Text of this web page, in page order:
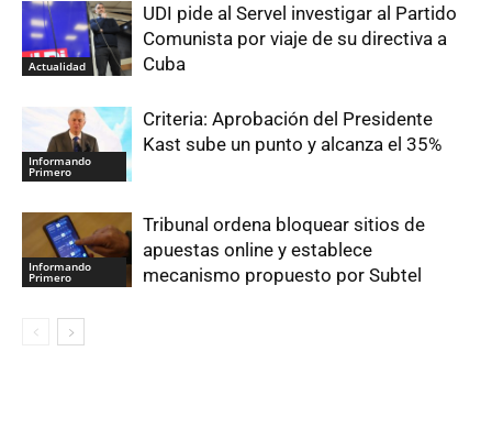
Actualidad
UDI pide al Servel investigar al Partido
Comunista por viaje de su directiva a
Cuba
Informando
Primero
Criteria: Aprobación del Presidente
Kast sube un punto y alcanza el 35%
Informando
Primero
Tribunal ordena bloquear sitios de
apuestas online y establece
mecanismo propuesto por Subtel